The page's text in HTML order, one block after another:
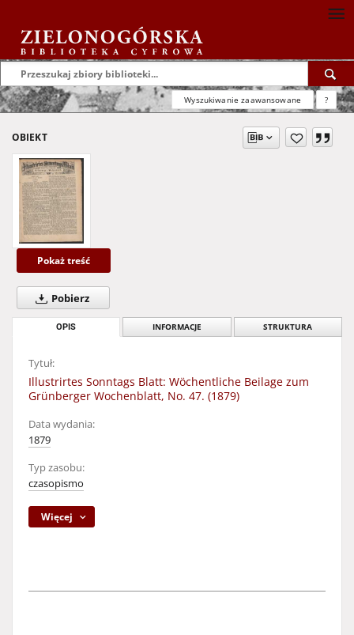
Wyszukiwanie zaawansowane ?
OBIEKT
Pokaż treść
Pobierz
OPIS INFORMACJE STRUKTURA
Tytuł:
Illustrirtes Sonntags Blatt: Wöchentliche Beilage zum
Grünberger Wochenblatt, No. 47. (1879)
Data wydania:
1879
Typ zasobu:
czasopismo
Więcej